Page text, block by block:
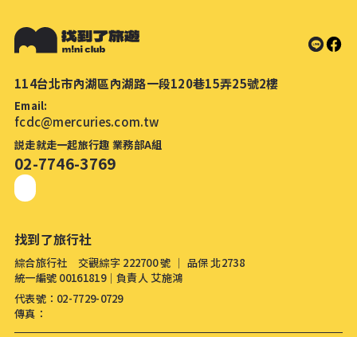
114台北市內湖區內湖路一段120巷15弄25號2樓
Email:
fcdc@mercuries.com.tw
説走就走一起旅行趣 業務部A組
02-7746-3769
找到了旅行社
綜合旅行社 交觀綜字 222700 號 │ 品保 北2738
統一編號 00161819│負責人 艾施鴻
代表號：02-7729-0729
傳真：